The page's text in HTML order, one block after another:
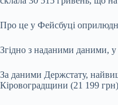
Про це у Фейсбуці
Згідно з наданими даними, у
За даними Держстату,
Кіровоградщини (21 199 грн)